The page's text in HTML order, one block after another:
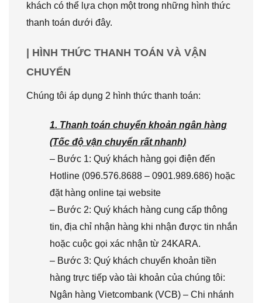
khách có thể lựa chọn một trong những hình thức
thanh toán dưới đây.
| HÌNH THỨC THANH TOÁN VÀ VẬN
CHUYỂN
Chúng tôi áp dụng 2 hình thức thanh toán:
1. Thanh toán chuyển khoản ngân hàng
(Tốc độ vận chuyển rất nhanh)
– Bước 1: Quý khách hàng gọi điện đến
Hotline (096.576.8688 – 0901.989.686) hoặc
đặt hàng online tại website
– Bước 2: Quý khách hàng cung cấp thông
tin, địa chỉ nhận hàng khi nhận được tin nhắn
hoặc cuộc gọi xác nhận từ 24KARA.
– Bước 3: Quý khách chuyển khoản tiền
hàng trực tiếp vào tài khoản của chúng tôi:
Ngân hàng Vietcombank (VCB) – Chi nhánh